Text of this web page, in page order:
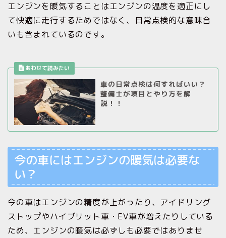
エンジンを暖気することはエンジンの温度を適正にし
て快適に走行するためではなく、日常点検的な意味合
いも含まれているのです。
車の日常点検は何すればいい？
整備士が項目とやり方を解
説！！
今の車にはエンジンの暖気は必要な
い？
今の車はエンジンの精度が上がったり、アイドリング
ストップやハイブリット車・EV車が増えたりしている
ため、エンジンの暖気は必ずしも必要ではありませ